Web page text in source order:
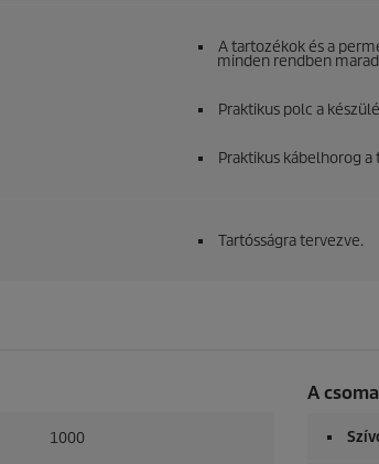
A tartozékok és a
minden rendben
Praktikus polc a
Praktikus kábelhorog
Tartósságra tervezve.
1000
A